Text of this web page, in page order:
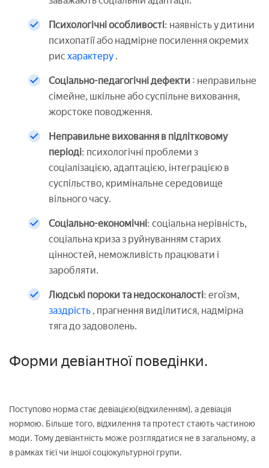
Психологічні особливості: наявність у дитини
психопатії або надмірне посилення окремих
рис характеру .
Соціально-педагогічні дефекти : неправильне
сімейне, шкільне або суспільне виховання,
жорстоке поводження.
Неправильне виховання в підлітковому
періоді: психологічні проблеми з
соціалізацією, адаптацією, інтеграцією в
суспільство, кримінальне середовище
вільного часу.
Соціально-економічні: соціальна нерівність,
соціальна криза з руйнуванням старих
цінностей, неможливість працювати і
заробляти.
Людські пороки та недосконалості: егоїзм,
заздрість , прагнення виділитися, надмірна
тяга до задоволень.
Форми девіантної поведінки.
Поступово норма стає девіацією(відхиленням), а девіація
нормою. Більше того, відхилення та протест стають частиною
моди. Тому девіантність може розглядатися не в загальному, а
в рамках тієї чи іншої соціокультурної групи.